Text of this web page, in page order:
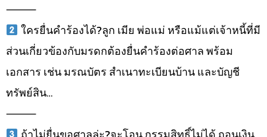
⸻
ใครยื่นคำร้องได้?ลูก เมีย พ่อแม่ หรือแม้แต่เจ้าหนี้ที่มี
ส่วนเกี่ยวข้องกับมรดกต้องยื่นคำร้องต่อศาล พร้อม
เอกสาร เช่น มรณบัตร สำเนาทะเบียนบ้าน และบัญชี
ทรัพย์สิน…
⸻